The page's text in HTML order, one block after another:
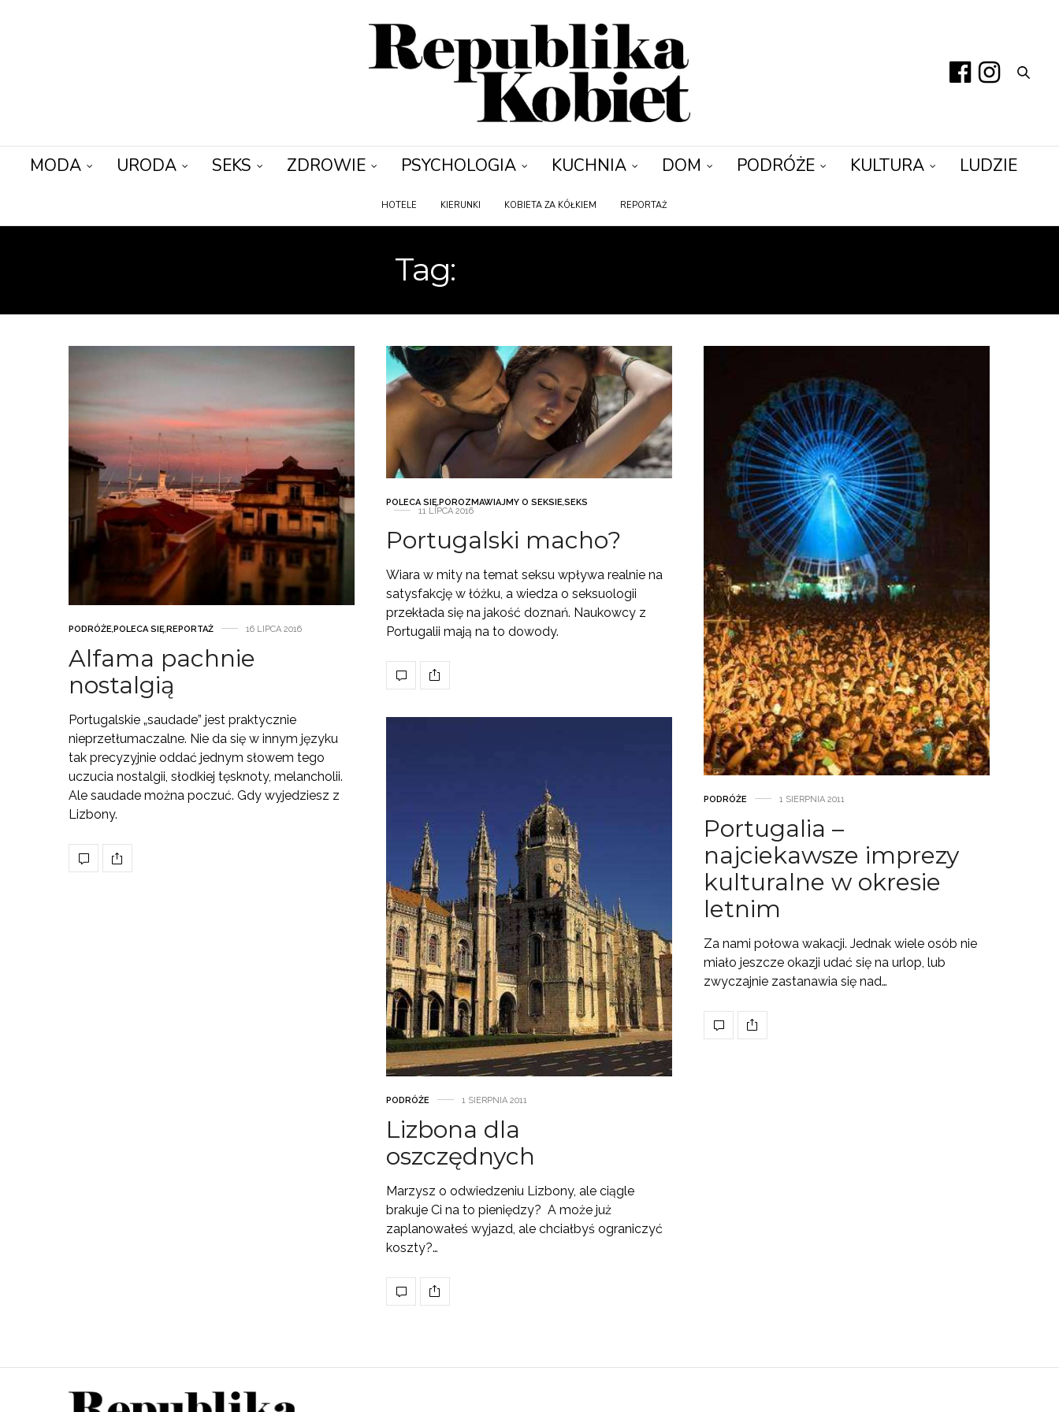
MODA URODA SEKS ZDROWIE PSYCHOLOGIA KUCHNIA DOM PODRÓŻE KULTURA LUDZIE
HOTELE KIERUNKI KOBIETA ZA KÓŁKIEM REPORTAŻ
Tag:
PODRÓŻE,POLECA SIĘ,REPORTAŻ 16 LIPCA 2016
Alfama pachnie
nostalgią
Portugalskie „saudade” jest praktycznie
nieprzetłumaczalne. Nie da się w innym języku
tak precyzyjnie oddać jednym słowem tego
uczucia nostalgii, słodkiej tęsknoty, melancholii.
Ale saudade można poczuć. Gdy wyjedziesz z
Lizbony.
POLECA SIĘPOROZMAWIAJMY O SEKSIE SEKS
11 LIPCA 2016
Portugalski macho?
Wiara w mity na temat seksu wpływa realnie na
satysfakcję w łóżku, a wiedza o seksuologii
przekłada się na jakość doznań. Naukowcy z
Portugalii mają na to dowody.
PODRÓŻE 1 SIERPNIA 2011
Portugalia –
najciekawsze imprezy
kulturalne w okresie
letnim
Za nami połowa wakacji. Jednak wiele osób nie
miało jeszcze okazji udać się na urlop, lub
zwyczajnie zastanawia się nad…
PODRÓŻE 1 SIERPNIA 2011
Lizbona dla
oszczędnych
Marzysz o odwiedzeniu Lizbony, ale ciągle
brakuje Ci na to pieniędzy? A może już
zaplanowałeś wyjazd, ale chciałbyś ograniczyć
koszty?…